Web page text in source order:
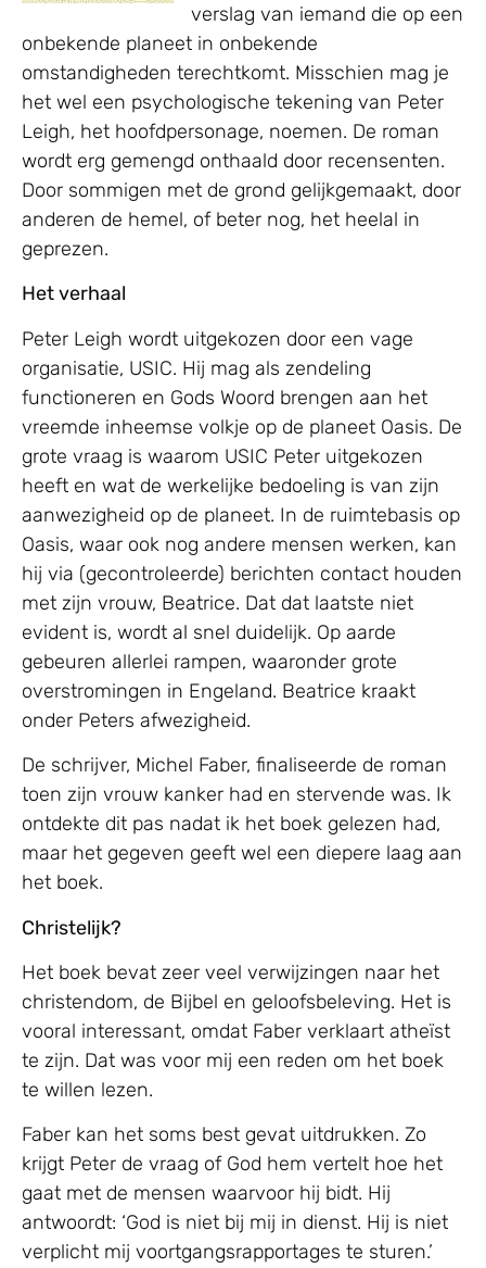
verslag van iemand die op een
onbekende planeet in onbekende
omstandigheden terechtkomt. Misschien mag je
het wel een psychologische tekening van Peter
Leigh, het hoofdpersonage, noemen. De roman
wordt erg gemengd onthaald door recensenten.
Door sommigen met de grond gelijkgemaakt, door
anderen de hemel, of beter nog, het heelal in
geprezen.
Het verhaal
Peter Leigh wordt uitgekozen door een vage
organisatie, USIC. Hij mag als zendeling
functioneren en Gods Woord brengen aan het
vreemde inheemse volkje op de planeet Oasis. De
grote vraag is waarom USIC Peter uitgekozen
heeft en wat de werkelijke bedoeling is van zijn
aanwezigheid op de planeet. In de ruimtebasis op
Oasis, waar ook nog andere mensen werken, kan
hij via (gecontroleerde) berichten contact houden
met zijn vrouw, Beatrice. Dat dat laatste niet
evident is, wordt al snel duidelijk. Op aarde
gebeuren allerlei rampen, waaronder grote
overstromingen in Engeland. Beatrice kraakt
onder Peters afwezigheid.
De schrijver, Michel Faber, finaliseerde de roman
toen zijn vrouw kanker had en stervende was. Ik
ontdekte dit pas nadat ik het boek gelezen had,
maar het gegeven geeft wel een diepere laag aan
het boek.
Christelijk?
Het boek bevat zeer veel verwijzingen naar het
christendom, de Bijbel en geloofsbeleving. Het is
vooral interessant, omdat Faber verklaart atheïst
te zijn. Dat was voor mij een reden om het boek
te willen lezen.
Faber kan het soms best gevat uitdrukken. Zo
krijgt Peter de vraag of God hem vertelt hoe het
gaat met de mensen waarvoor hij bidt. Hij
antwoordt: ‘God is niet bij mij in dienst. Hij is niet
verplicht mij voortgangsrapportages te sturen.’